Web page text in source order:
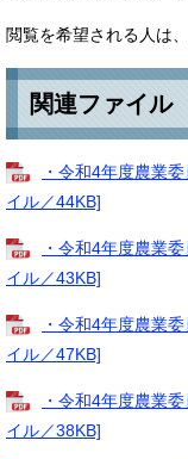
閲覧を希望される人は
関連ファイル
・令和4年度農業
イル／44KB]
・令和4年度農業
イル／43KB]
・令和4年度農業
イル／47KB]
・令和4年度農業
イル／38KB]